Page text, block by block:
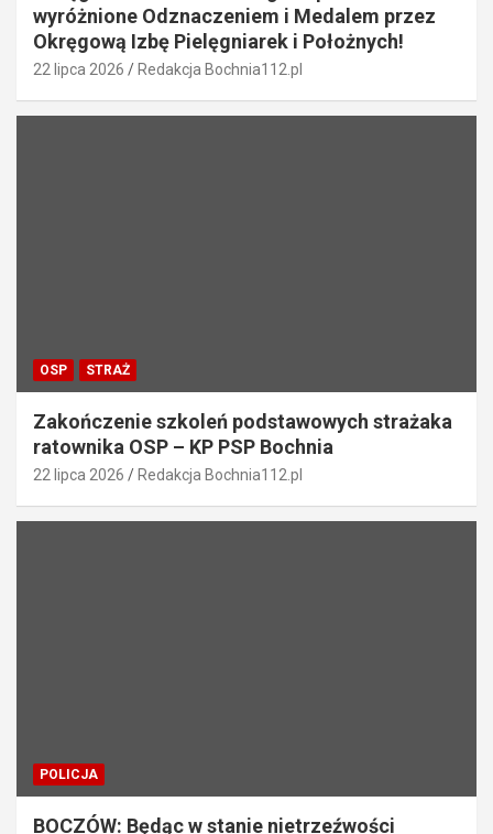
wyróżnione Odznaczeniem i Medalem przez
Okręgową Izbę Pielęgniarek i Położnych!
22 lipca 2026 Redakcja Bochnia112.pl
OSP STRAŻ
Zakończenie szkoleń podstawowych strażaka
ratownika OSP – KP PSP Bochnia
22 lipca 2026 Redakcja Bochnia112.pl
POLICJA
BOCZÓW: Będąc w stanie nietrzeźwości